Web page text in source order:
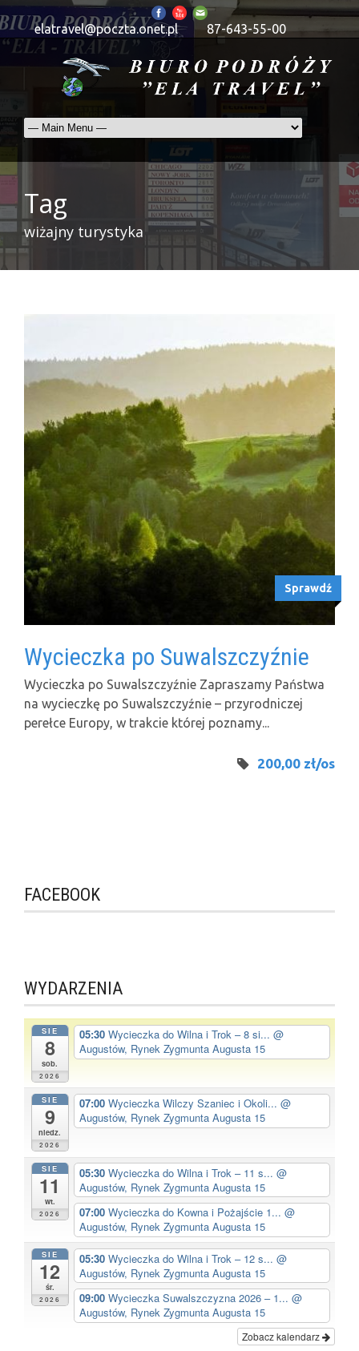
elatravel@poczta.onet.pl 87-643-55-00
Tag
wiżajny turystyka
Sprawdź
Wycieczka po Suwalszczyźnie
Wycieczka po Suwalszczyźnie Zapraszamy Państwa
na wycieczkę po Suwalszczyźnie – przyrodniczej
perełce Europy, w trakcie której poznamy...
200,00 zł/os
FACEBOOK
WYDARZENIA
SIE
8
sob.
2026
05:30 Wycieczka do Wilna i Trok – 8 si... @
Augustów, Rynek Zygmunta Augusta 15
SIE
9
niedz.
2026
07:00 Wycieczka Wilczy Szaniec i Okoli... @
Augustów, Rynek Zygmunta Augusta 15
SIE
11
wt.
2026
05:30 Wycieczka do Wilna i Trok – 11 s... @
Augustów, Rynek Zygmunta Augusta 15
07:00 Wycieczka do Kowna i Pożajście 1... @
Augustów, Rynek Zygmunta Augusta 15
SIE
12
śr.
2026
05:30 Wycieczka do Wilna i Trok – 12 s... @
Augustów, Rynek Zygmunta Augusta 15
09:00 Wycieczka Suwalszczyzna 2026 – 1... @
Augustów, Rynek Zygmunta Augusta 15
Zobacz kalendarz